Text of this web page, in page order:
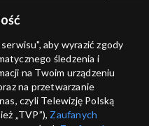
ANULUJ
aby wyrazić zgody
śledzenia i
na Twoim urządzeniu
na przetwarzanie
czyli Telewizję Polską
„TVP”), Zaufanych